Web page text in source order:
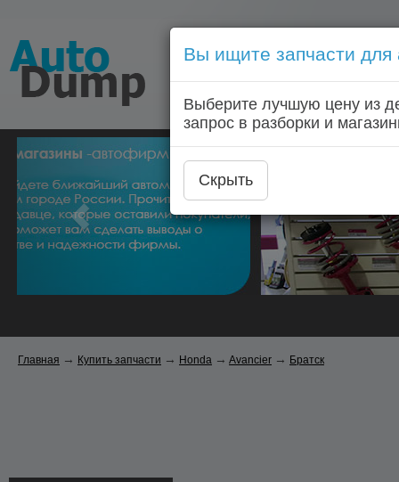
Голосовой запрос
Главная
Главная → Купить запчасти → Honda → Avancier → Братск
Вы ищите запчасти для
Выберите лучшую цену из
запрос в разборки и
Скрыть